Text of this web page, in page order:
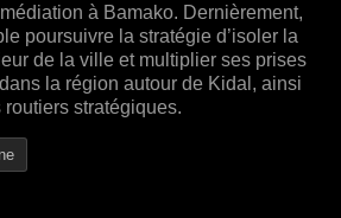
à Bamako. Dernièrement,
poursuivre la stratégie d’isoler la
de la ville et multiplier ses prises
la région autour de Kidal, ainsi
stratégiques.